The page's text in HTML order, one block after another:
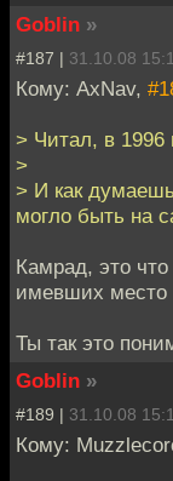
Goblin »
#187 | 31.10.08
Кому: AxNav,
> Читал, в 1996
>
> И как
могло быть на
Камрад, это
имевших место
Ты так это
Goblin »
#189 | 31.10.08
Кому: